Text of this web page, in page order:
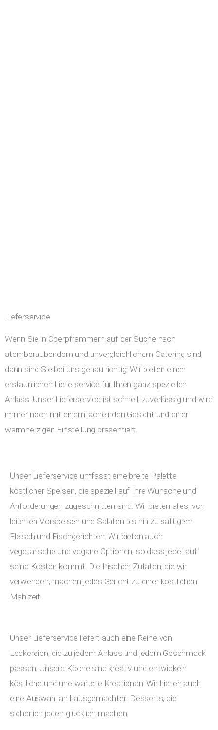
Lieferservice
Wenn Sie in Oberpframmern auf der Suche nach
atemberaubendem und unvergleichlichem Catering sind,
dann sind Sie bei uns genau richtig! Wir bieten einen
erstaunlichen Lieferservice für Ihren ganz speziellen
Anlass. Unser Lieferservice ist schnell, zuverlässig und wird
immer noch mit einem lächelnden Gesicht und einer
warmherzigen Einstellung präsentiert.
Unser Lieferservice umfasst eine breite Palette
köstlicher Speisen, die speziell auf Ihre Wünsche und
Anforderungen zugeschnitten sind. Wir bieten alles, von
leichten Vorspeisen und Salaten bis hin zu saftigem
Fleisch und Fischgerichten. Wir bieten auch
vegetarische und vegane Optionen, so dass jeder auf
seine Kosten kommt. Die frischen Zutaten, die wir
verwenden, machen jedes Gericht zu einer köstlichen
Mahlzeit.
Unser Lieferservice liefert auch eine Reihe von
Leckereien, die zu jedem Anlass und jedem Geschmack
passen. Unsere Köche sind kreativ und entwickeln
köstliche und unerwartete Kreationen. Wir bieten auch
eine Auswahl an hausgemachten Desserts, die
sicherlich jeden glücklich machen.